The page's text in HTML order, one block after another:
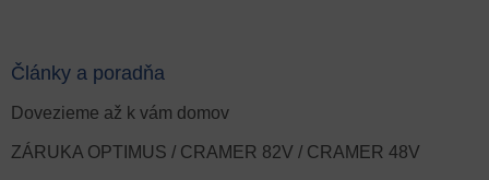
Články a poradňa
Dovezieme až k vám domov
ZÁRUKA OPTIMUS / CRAMER 82V / CRAMER 48V